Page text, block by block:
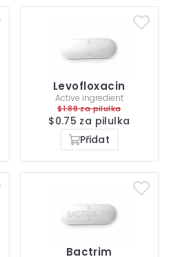
Levofloxacin
Active ingredient
$1.88 za pilulka
$0.75 za pilulka
Přidat
Bactrim